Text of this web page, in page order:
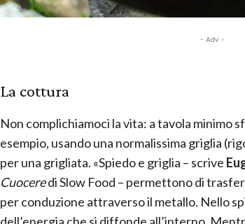
- Adv -
La cottura
Non complichiamoci la vita: a tavola minimo
esempio, usando una normalissima griglia
per una grigliata. «Spiedo e griglia – scrive
Cuoceredi Slow Food – permettono di
per conduzione attraverso il metallo. Nello